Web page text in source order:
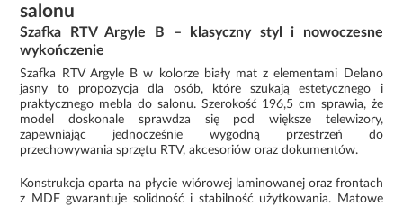
salonu
Szafka RTV Argyle B – klasyczny styl i nowoczesne
wykończenie
Szafka RTV Argyle B w kolorze biały mat z elementami Delano
jasny to propozycja dla osób, które szukają estetycznego i
praktycznego mebla do salonu. Szerokość 196,5 cm sprawia, że
model doskonale sprawdza się pod większe telewizory,
zapewniając jednocześnie wygodną przestrzeń do
przechowywania sprzętu RTV, akcesoriów oraz dokumentów.
Konstrukcja oparta na płycie wiórowej laminowanej oraz frontach
z MDF gwarantuje solidność i stabilność użytkowania. Matowe